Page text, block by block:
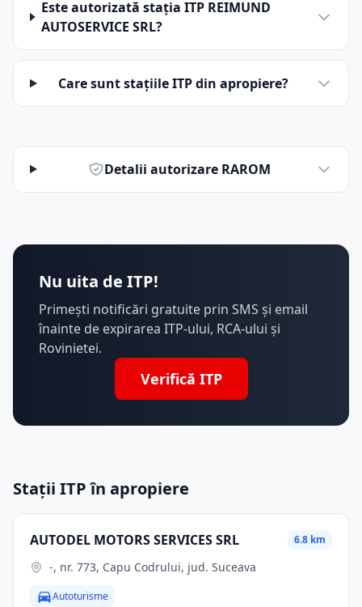
Este autorizată stația ITP REIMUND
AUTOSERVICE SRL?
Care sunt stațiile ITP din apropiere?
Detalii autorizare RAROM
Nu uita de ITP!
Primești notificări gratuite prin SMS și email
înainte de expirarea ITP-ului, RCA-ului și
Rovinietei.
Verifică ITP
Stații ITP în apropiere
AUTODEL MOTORS SERVICES SRL 6.8 km
-, nr. 773, Capu Codrului, jud. Suceava
Autoturisme